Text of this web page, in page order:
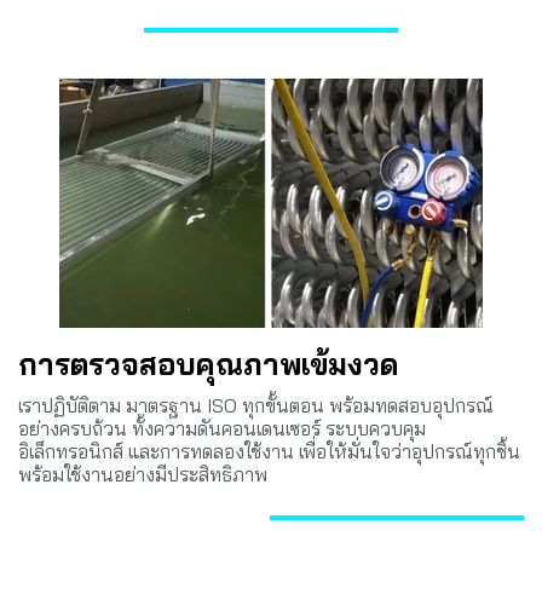
การตรวจสอบคุณภาพเข้มงวด
เราปฏิบัติตาม มาตรฐาน ISO ทุกขั้นตอน พร้อมทดสอบอุปกรณ์
อย่างครบถ้วน ทั้งความดันคอนเดนเซอร์ ระบบควบคุม
อิเล็กทรอนิกส์ และการทดลองใช้งาน เพื่อให้มั่นใจว่าอุปกรณ์ทุกชิ้น
พร้อมใช้งานอย่างมีประสิทธิภาพ